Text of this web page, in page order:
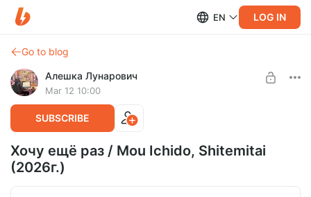
EN LOG IN
Go to blog
Алешка Лунарович
Mar 12 10:00
SUBSCRIBE
Хочу ещё раз / Mou Ichido, Shitemitai
(2026г.)